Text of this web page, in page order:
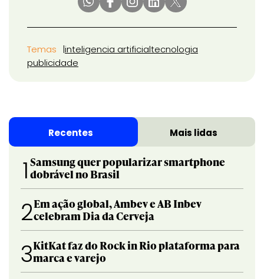
Temas inteligencia artificialtecnologia
publicidade
Recentes Mais lidas
1 Samsung quer popularizar smartphone
dobrável no Brasil
2Em ação global, Ambev e AB Inbev
celebram Dia da Cerveja
3KitKat faz do Rock in Rio plataforma para
marca e varejo